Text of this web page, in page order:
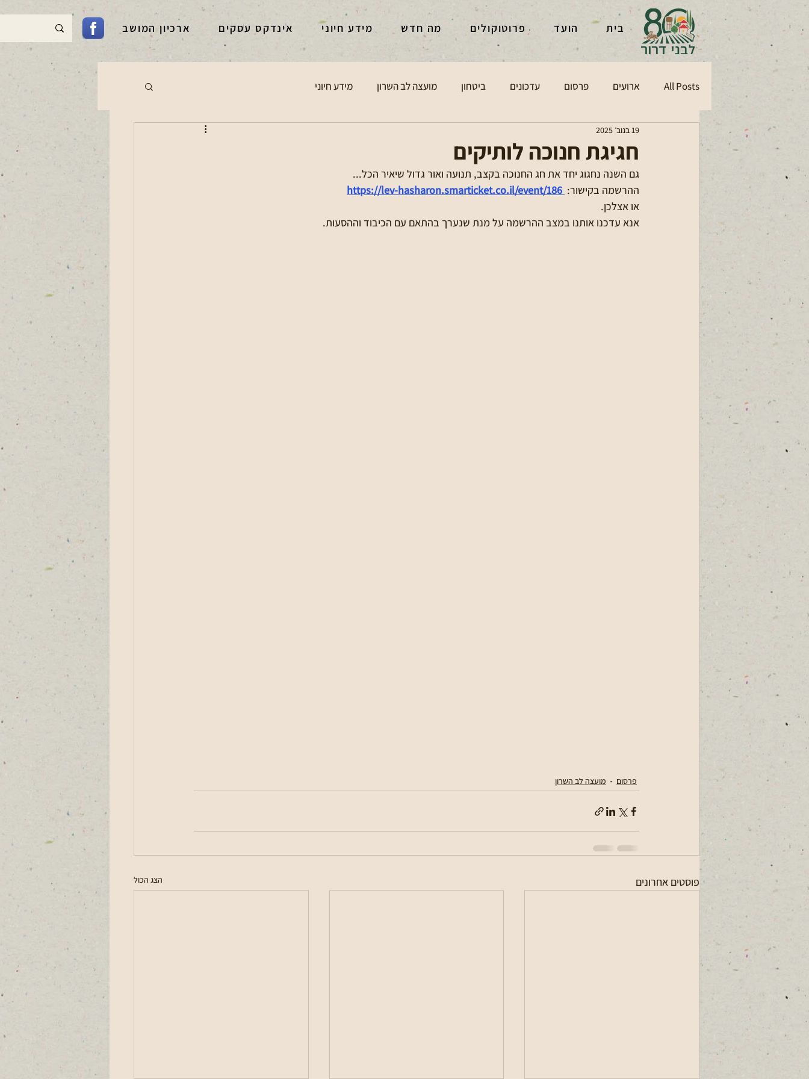
בית הועד פרוטוקולים מה חדש מידע חיוני אינדקס עסקים ארכיון המושב
All Posts ארועים פרסום עדכונים ביטחון מועצה לב השרון מידע חיוני
חגיגת חנוכה לותיקים
19 בנוב׳ 2025
גם השנה נחגוג יחד את חג החנוכה בקצב, תנועה ואור גדול שיאיר הכל...
ההרשמה בקישור: https://lev-hasharon.smarticket.co.il/event/186
או אצלכן.
אנא עדכנו אותנו במצב ההרשמה על מנת שנערך בהתאם עם הכיבוד וההסעות.
פרסום מועצה לב השרון
פוסטים אחרונים הצג הכול